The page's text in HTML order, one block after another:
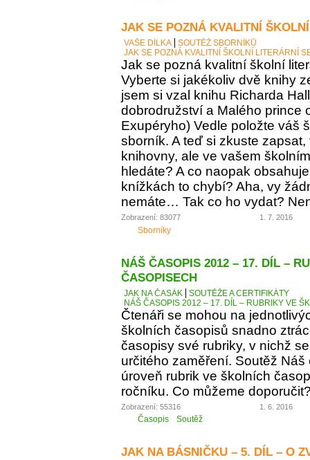
JAK SE POZNÁ KVALITNÍ
VAŠE DÍLKA
SOUTĚŽ SBORNÍKŮ
JAK SE POZNÁ KVALITNÍ ŠKOLNÍ LITERÁRNÍ
Jak se pozná kvalitní školní
Vyberte si jakékoliv dvě knihy
jsem si vzal knihu Richarda
dobrodružství a Malého prince
Exupéryho) Vedle položte váš
sborník. A teď si zkuste
knihovny, ale ve vašem
hledáte? A co naopak
knížkách to chybí? Aha, vy
nemáte… Tak co ho vydat?
Zobrazení: 83077 1. 7. 2016
Sborníky
NÁŠ ČASOPIS 2012 – 17. DÍL –
ČASOPISECH
JAK NA ČASÁK
SOUTĚŽE A CERTIFIKÁTY
NÁŠ ČASOPIS 2012 – 17. DÍL – RUBRIKY VE
Čtenáři se mohou na
školních časopisů snadno
časopisy své rubriky, v nichž
určitého zaměření. Soutěž
úroveň rubrik ve školních
ročníku. Co můžeme
Zobrazení: 55316 1. 6. 2016
Časopis Soutěž
JAK NA BÁSNIČKU – 5. DÍL – O